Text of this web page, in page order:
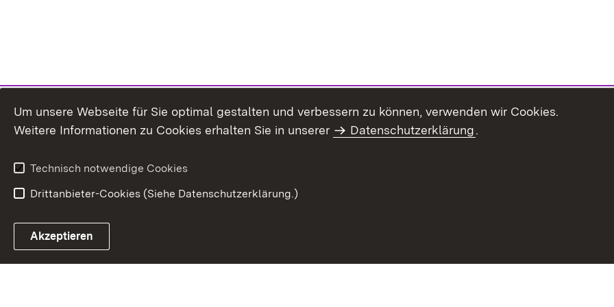
Um unsere Webseite für Sie optimal gestalten und verbessern zu können, verwenden wir Cookies.
Weitere Informationen zu Cookies erhalten Sie in unserer
Datenschutzerklärung.
Technisch notwendige Cookies
Drittanbieter-Cookies (Siehe Datenschutzerklärung.)
Akzeptieren